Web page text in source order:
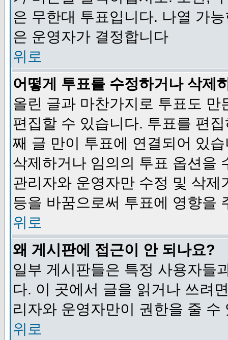
은 무한대 투표입니다. 나열 가
은 운영자가 결정합니다
위로
어떻게 투표를 수정하거나 삭제
올린 글과 마찬가지로 투표도
편집할 수 있습니다. 투표를 편
째 글 만이 투표에 연결되어 있
삭제하거나 임의의 투표 옵션을
관리자와 운영자만 수정 및 삭
등을 바꿈으로써 투표에 영향을
위로
왜 게시판에 접근이 안 되나요?
일부 게시판들은 특정 사용자들
다. 이 곳에서 글을 읽거나 쓰려
리자와 운영자만이 권한을 줄
위로